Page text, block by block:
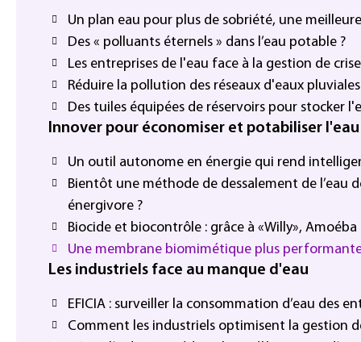
Un plan eau pour plus de sobriété, une
Des « polluants éternels » dans l’eau potable ?
Les entreprises de l'eau face à la gestion de
Réduire la pollution des réseaux d'eaux
Des tuiles équipées de réservoirs pour stocker
Innover pour économiser et potabiliser l'eau
Un outil autonome en énergie qui rend
Bientôt une méthode de dessalement de l’eau
énergivore ?
Biocide et biocontrôle : grâce à «Willy»,
Une membrane biomimétique plus
Les industriels face au manque d'eau
EFICIA : surveiller la consommation d’eau des
Comment les industriels optimisent la gestion